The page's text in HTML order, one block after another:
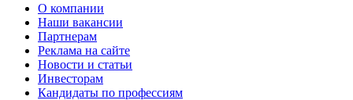
О компании
Наши вакансии
Партнерам
Реклама на сайте
Новости и статьи
Инвесторам
Кандидаты по профессиям